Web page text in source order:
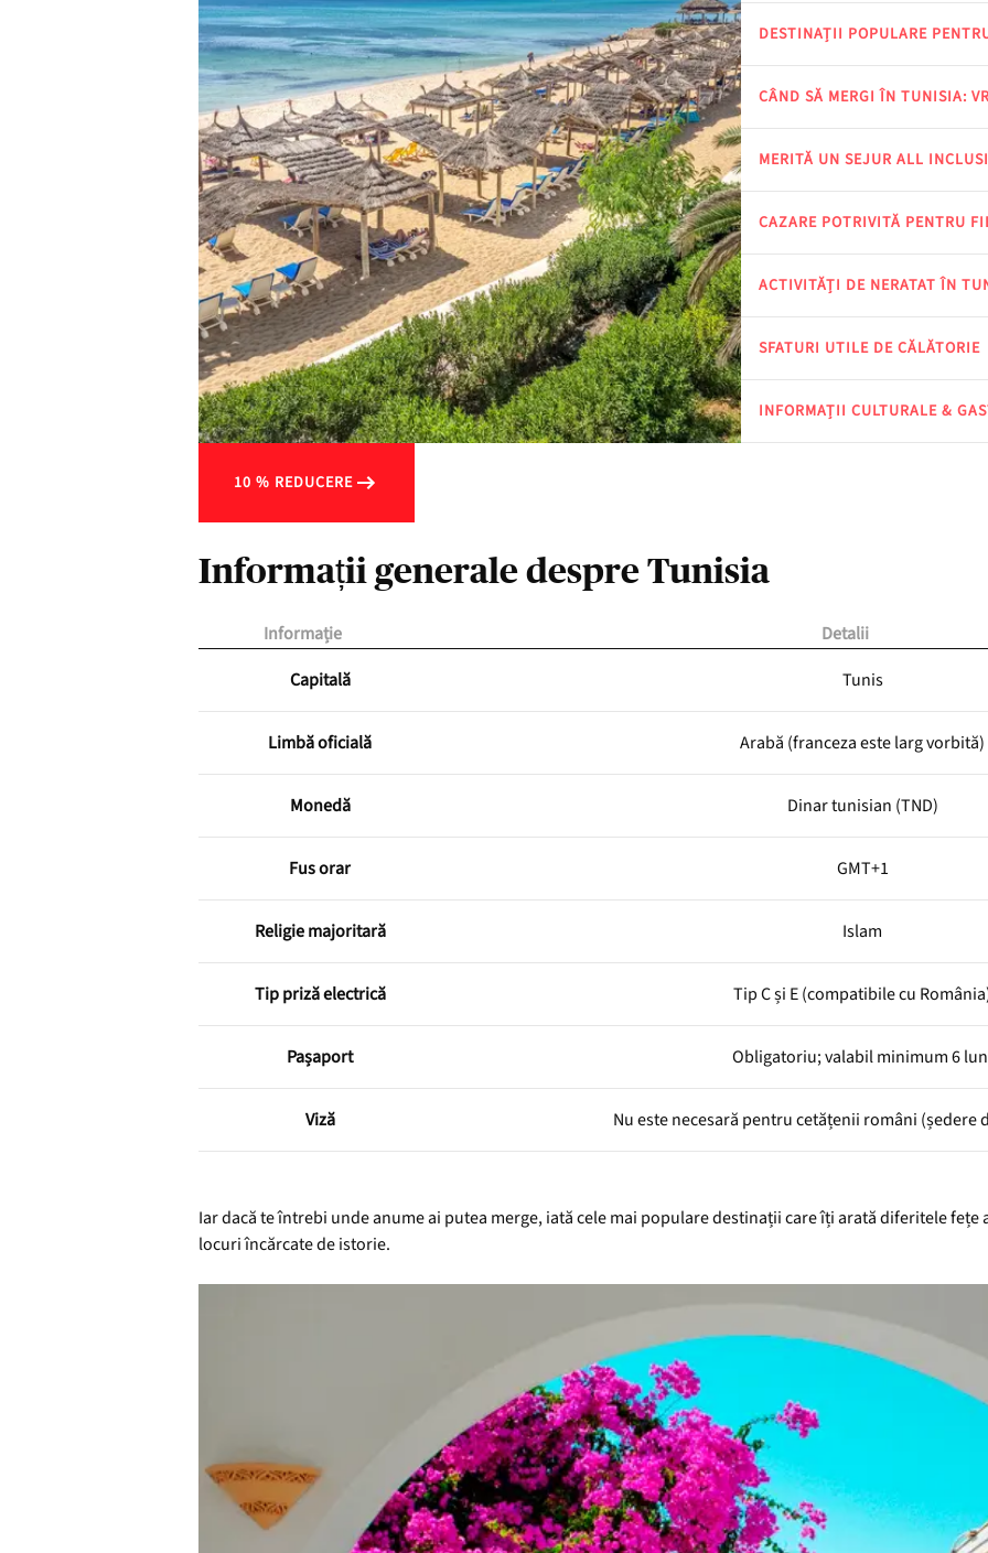
DESTINAȚII POPULARE
CÂND SĂ MERGI ÎN TUNISIA:
MERITĂ UN SEJUR ALL
CAZARE POTRIVITĂ PENTRU
ACTIVITĂȚI DE NERATAT ÎN
SFATURI UTILE DE CĂLĂTORIE
INFORMAȚII CULTURALE &
10 % REDUCERE
Informații generale despre Tunisia
Informație
Detalii
Capitală
Tunis
Limbă oficială Arabă (franceza este larg vorbită)
Monedă Dinar tunisian (TND)
Fus orar GMT+1
Religie majoritară Islam
Tip priză electrică Tip C și E (compatibile cu
Pașaport Obligatoriu; valabil minimum 6
Viză Nu este necesară pentru cetățenii români (ședere
Iar dacă te întrebi unde anume ai putea merge, iată cele mai populare destinații care îți arată diferitele fețe
locuri încărcate de istorie.